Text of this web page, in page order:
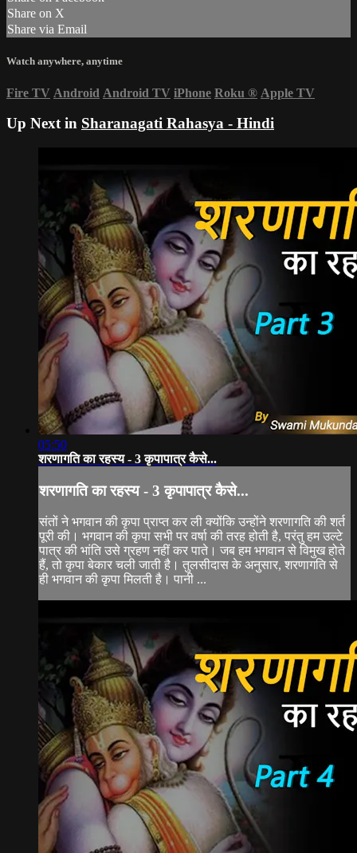
Share on X
Share via Email
Watch anywhere, anytime
Fire TV Android Android TV iPhone Roku ® Apple TV
Up Next in Sharanagati Rahasya - Hindi
05:50
शरणागति का रहस्य - 3 कृपापात्र कैसे...
शरणागति का रहस्य - 3 कृपापात्र कैसे...
संतों ने भगवान की कृपा प्राप्त कर ली क्योंकि उन्होंने शरणागति की शर्त
पूरी की। भगवान की कृपा सभी पर वर्षा की तरह होती है, परंतु हम उल्टे
पात्र की भांति उसे ग्रहण नहीं कर पाते। जब हम भगवान से विमुख होते
हैं, तो कृपा बेकार चली जाती है। तुलसीदास के अनुसार, शरणागति से
ही भगवान की कृपा मिलती है। पानी ...